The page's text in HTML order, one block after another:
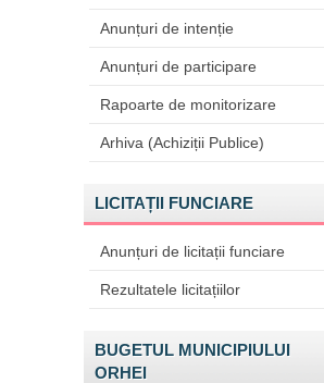
Anunțuri de intenție
Anunțuri de participare
Rapoarte de monitorizare
Arhiva (Achiziții Publice)
LICITAȚII FUNCIARE
Anunțuri de licitații funciare
Rezultatele licitațiilor
BUGETUL MUNICIPIULUI
ORHEI